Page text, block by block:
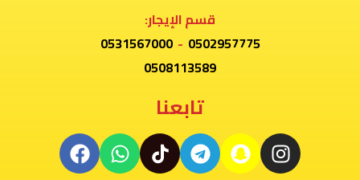
قسم الإيجار:
0502957775
-
0531567000
0508113589
تابعنا